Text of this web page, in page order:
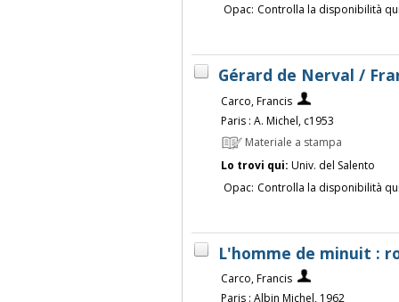
Opac: Controlla la disponibilità
Gérard de Nerval /
Carco, Francis
Paris : A. Michel, c1953
Materiale a stampa
Lo trovi qui: Univ. del Salento
Opac: Controlla la disponibilità
L'homme de minuit :
Carco, Francis
Paris : Albin Michel, 1962